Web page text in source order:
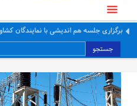
معاون برنامه‌ریزی و اقتصادی وزارت نیرو از
جستجو